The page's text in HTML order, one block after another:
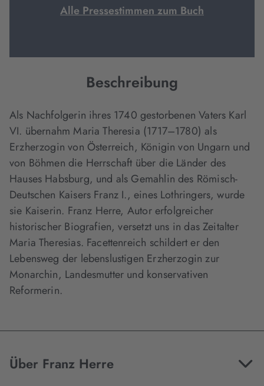
Alle Pressestimmen zum Buch
Beschreibung
Als Nachfolgerin ihres 1740 gestorbenen Vaters Karl
VI. übernahm Maria Theresia (1717–1780) als
Erzherzogin von Österreich, Königin von Ungarn und
von Böhmen die Herrschaft über die Länder des
Hauses Habsburg, und als Gemahlin des Römisch-
Deutschen Kaisers Franz I., eines Lothringers, wurde
sie Kaiserin. Franz Herre, Autor erfolgreicher
historischer Biografien, versetzt uns in das Zeitalter
Maria Theresias. Facettenreich schildert er den
Lebensweg der lebenslustigen Erzherzogin zur
Monarchin, Landesmutter und konservativen
Reformerin.
Über Franz Herre